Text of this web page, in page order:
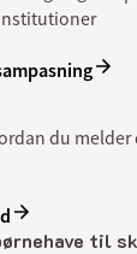
du
til